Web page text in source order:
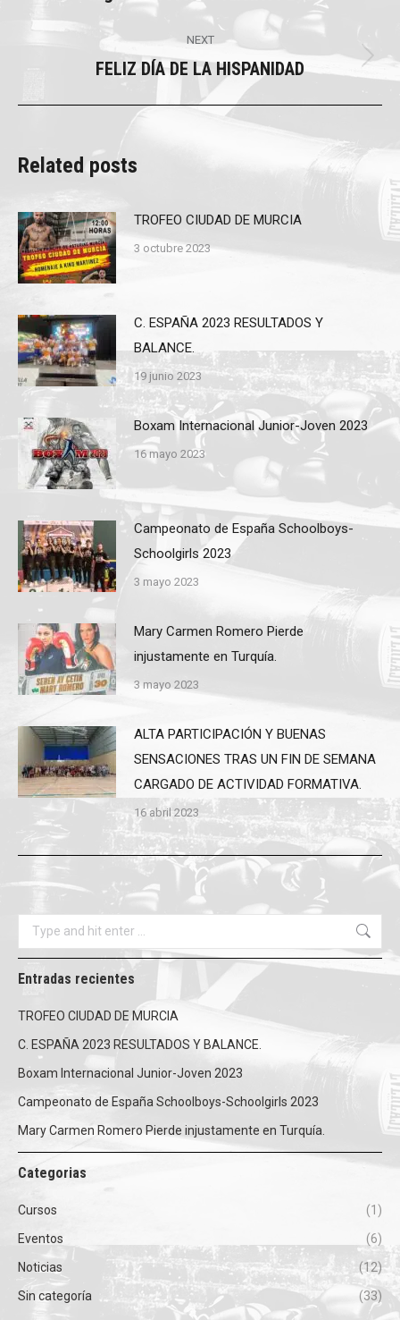
post:
NEXT
Next
post:
FELIZ DÍA DE LA HISPANIDAD
Related posts
TROFEO CIUDAD DE MURCIA
3 octubre 2023
C. ESPAÑA 2023 RESULTADOS Y
BALANCE.
19 junio 2023
Boxam Internacional Junior-Joven 2023
16 mayo 2023
Campeonato de España Schoolboys-
Schoolgirls 2023
3 mayo 2023
Mary Carmen Romero Pierde
injustamente en Turquía.
3 mayo 2023
ALTA PARTICIPACIÓN Y BUENAS
SENSACIONES TRAS UN FIN DE SEMANA
CARGADO DE ACTIVIDAD FORMATIVA.
16 abril 2023
Search:
Entradas recientes
TROFEO CIUDAD DE MURCIA
C. ESPAÑA 2023 RESULTADOS Y BALANCE.
Boxam Internacional Junior-Joven 2023
Campeonato de España Schoolboys-Schoolgirls 2023
Mary Carmen Romero Pierde injustamente en Turquía.
Categorias
Cursos
(1)
Eventos
(6)
Noticias
(12)
Sin categoría
(33)